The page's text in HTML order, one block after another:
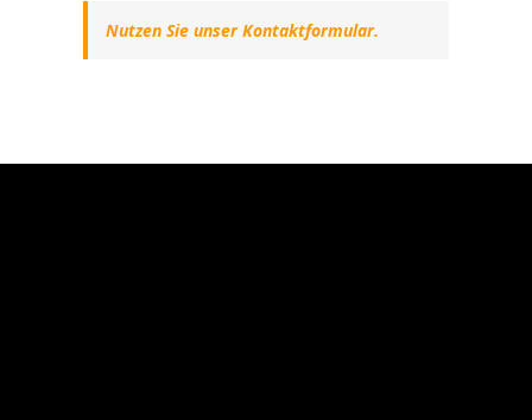
Nutzen Sie unser Kontaktformular.